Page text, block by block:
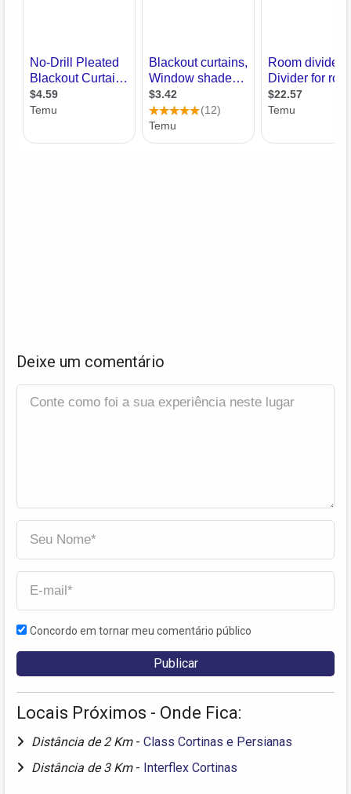
Deixe um comentário
Concordo em tornar meu comentário público
Locais Próximos - Onde Fica:
Distância de 2 Km - Class Cortinas e Persianas
Distância de 3 Km - Interflex Cortinas